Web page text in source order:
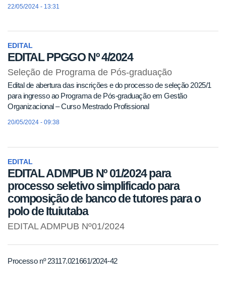
22/05/2024 - 13:31
EDITAL
EDITAL PPGGO Nº 4/2024
Seleção de Programa de Pós-graduação
Edital de abertura das inscrições e do processo de seleção 2025/1
para ingresso ao Programa de Pós-graduação em Gestão
Organizacional – Curso Mestrado Profissional
20/05/2024 - 09:38
EDITAL
EDITAL ADMPUB Nº 01/2024 para
processo seletivo simplificado para
composição de banco de tutores para o
polo de Ituiutaba
EDITAL ADMPUB Nº01/2024
Processo nº 23117.021661/2024-42